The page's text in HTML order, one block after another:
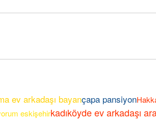
ev arkadaşı bayançapa pansiyon
eskişehirkadıköyde ev arkadaşı